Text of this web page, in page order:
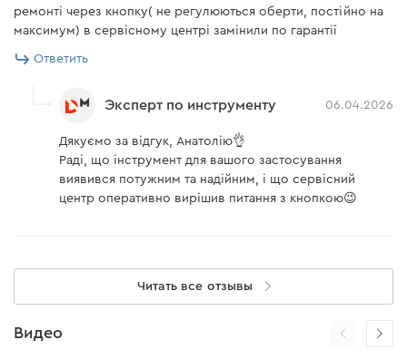
ремонті через кнопку( не регулюються оберти, постійно на
максимум) в сервісному центрі замінили по гарантії
Ответить
Эксперт по инструменту 06.04.2026
Дякуємо за відгук, Анатолію👌
Раді, що інструмент для вашого застосування
виявився потужним та надійним, і що сервісний
центр оперативно вирішив питання з кнопкою😉
Читать все отзывы
Видео